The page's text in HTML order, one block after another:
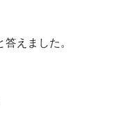
えました。